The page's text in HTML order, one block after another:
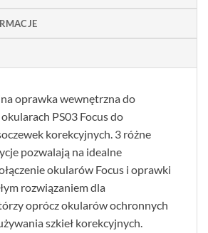
oprawka wewnętrzna do
PS03 Focus do
korekcyjnych. 3 różne
pozwalają na idealne
okularów Focus i oprawki
rozwiązaniem dla
oprócz okularów ochronnych
szkieł korekcyjnych.